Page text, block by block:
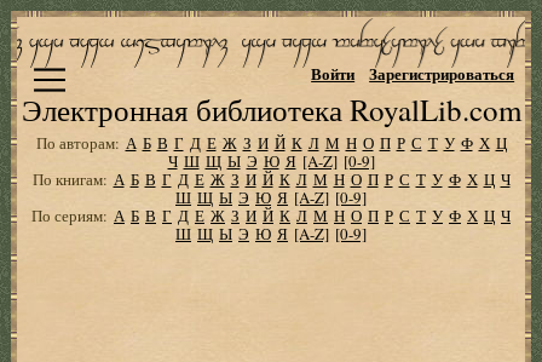
Электронная библиотека RoyalLib.com
Войти Зарегистрироваться
По авторам: А Б В Г Д Е Ж З И Й К Л М Н О П Р С Т У Ф Х Ц
Ч Ш Щ Ы Э Ю Я [A-Z] [0-9]
По книгам: А Б В Г Д Е Ж З И Й К Л М Н О П Р С Т У Ф Х Ц Ч
Ш Щ Ы Э Ю Я [A-Z] [0-9]
По сериям: А Б В Г Д Е Ж З И Й К Л М Н О П Р С Т У Ф Х Ц Ч
Ш Щ Ы Э Ю Я [A-Z] [0-9]